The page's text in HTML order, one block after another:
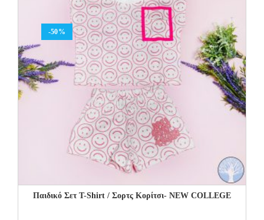
-50%
Παιδικό Σετ Τ-Shirt / Σορτς Κορίτσι- NEW COLLEGE